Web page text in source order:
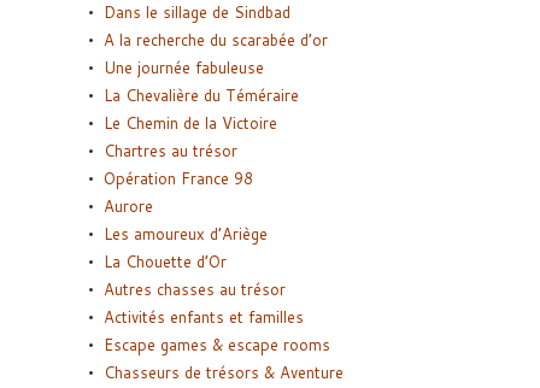
Dans le sillage de Sindbad
A la recherche du scarabée d’or
Une journée fabuleuse
La Chevalière du Téméraire
Le Chemin de la Victoire
Chartres au trésor
Opération France 98
Aurore
Les amoureux d’Ariège
La Chouette d’Or
Autres chasses au trésor
Activités enfants et familles
Escape games & escape rooms
Chasseurs de trésors & Aventure